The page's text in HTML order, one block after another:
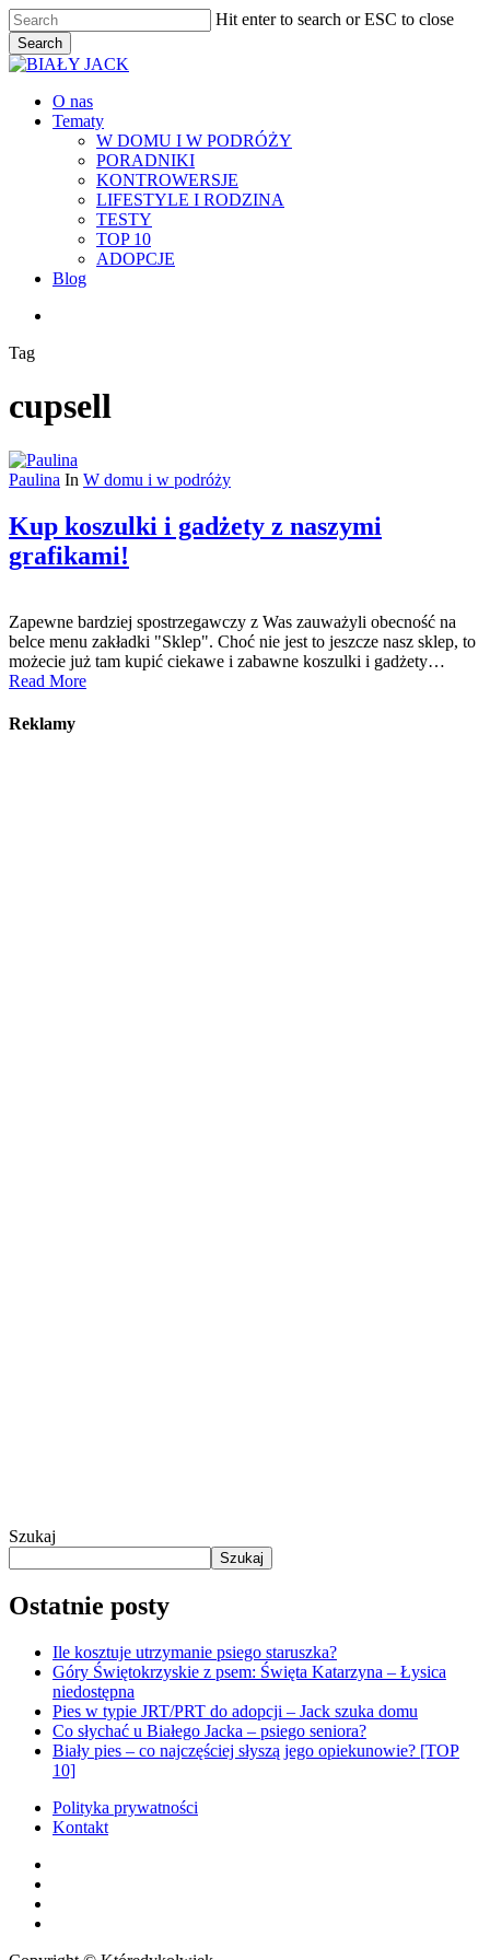
Skip
to
main
content
Hit enter to search or ESC to close
Search
Close
Menu
O nas
Tematy
W DOMU I W PODRÓŻY
PORADNIKI
KONTROWERSJE
LIFESTYLE I RODZINA
TESTY
TOP 10
ADOPCJE
Blog
Tag
cupsell
Paulina In W domu i w podróży
Kup koszulki i gadżety z naszymi
grafikami!
Zapewne bardziej spostrzegawczy z Was zauważyli obecność na
belce menu zakładki "Sklep". Choć nie jest to jeszcze nasz sklep, to
możecie już tam kupić ciekawe i zabawne koszulki i gadżety…
Read More
Reklamy
Szukaj
Szukaj
Ostatnie posty
Ile kosztuje utrzymanie psiego staruszka?
Góry Świętokrzyskie z psem: Święta Katarzyna – Łysica
niedostępna
Pies w typie JRT/PRT do adopcji – Jack szuka domu
Co słychać u Białego Jacka – psiego seniora?
Biały pies – co najczęściej słyszą jego opiekunowie? [TOP
10]
Polityka prywatności
Kontakt